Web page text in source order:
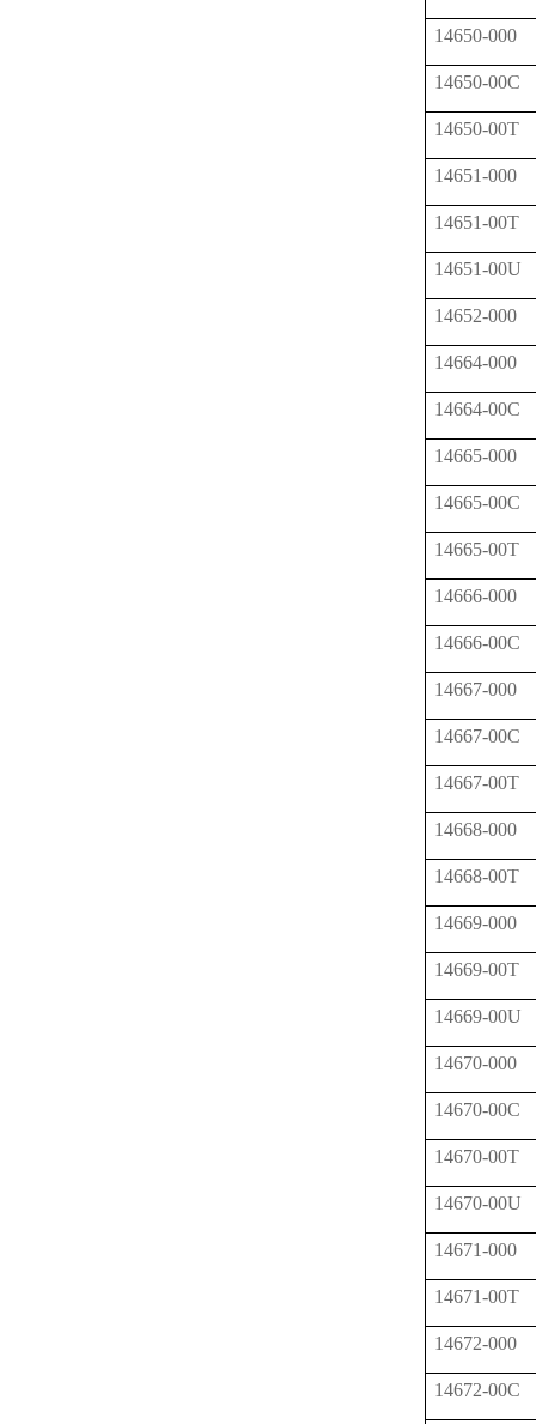
14650-000
14650-00C
14650-00T
14651-000
14651-00T
14651-00U
14652-000
14664-000
14664-00C
14665-000
14665-00C
14665-00T
14666-000
14666-00C
14667-000
14667-00C
14667-00T
14668-000
14668-00T
14669-000
14669-00T
14669-00U
14670-000
14670-00C
14670-00T
14670-00U
14671-000
14671-00T
14672-000
14672-00C